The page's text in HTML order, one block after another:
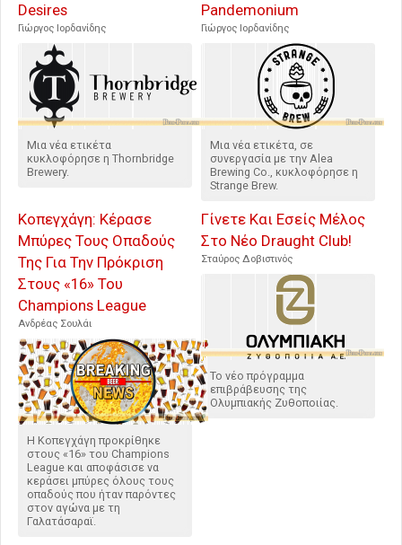
Desires
Γιώργος Ιορδανίδης
Μια νέα ετικέτα
κυκλοφόρησε η Thornbridge
Brewery.
Pandemonium
Γιώργος Ιορδανίδης
Μια νέα ετικέτα, σε
συνεργασία με την Alea
Brewing Co., κυκλοφόρησε η
Strange Brew.
Κοπεγχάγη: Κέρασε
Μπύρες Τους Οπαδούς
Της Για Την Πρόκριση
Στους «16» Του
Champions League
Ανδρέας Σουλάι
Η Κοπεγχάγη προκρίθηκε
στους «16» του Champions
League και αποφάσισε να
κεράσει μπύρες όλους τους
οπαδούς που ήταν παρόντες
στον αγώνα με τη
Γαλατάσαραϊ.
Γίνετε Και Εσείς Μέλος
Στο Νέο Draught Club!
Σταύρος Δοβιστινός
Το νέο πρόγραμμα
επιβράβευσης της
Ολυμπιακής Ζυθοποιίας.